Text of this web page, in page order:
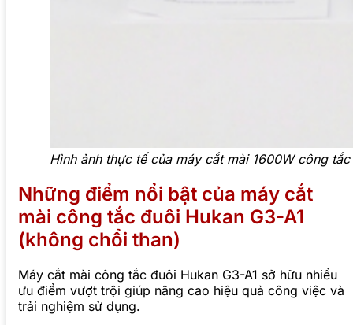
Hình ảnh thực tế của máy cắt mài 1600W công
Những điểm nổi bật của máy cắt
mài công tắc đuôi Hukan G3-A1
(không chổi than)
Máy cắt mài công tắc đuôi Hukan G3-A1 sở hữu nhiều
ưu điểm vượt trội giúp nâng cao hiệu quả công việc và
trải nghiệm sử dụng.